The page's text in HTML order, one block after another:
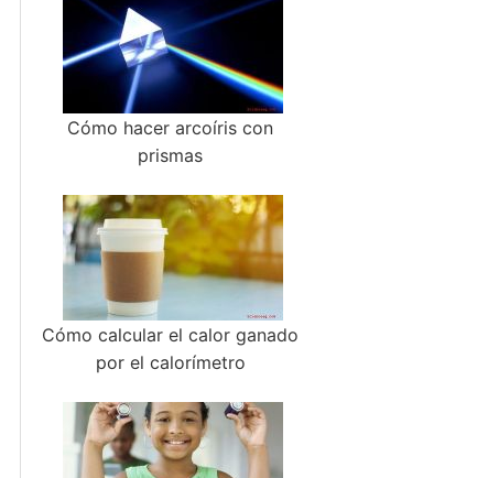
Cómo hacer arcoíris con
prismas
Cómo calcular el calor ganado
por el calorímetro